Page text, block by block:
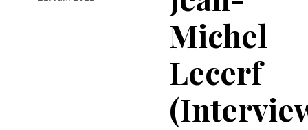
Michel
Lecerf